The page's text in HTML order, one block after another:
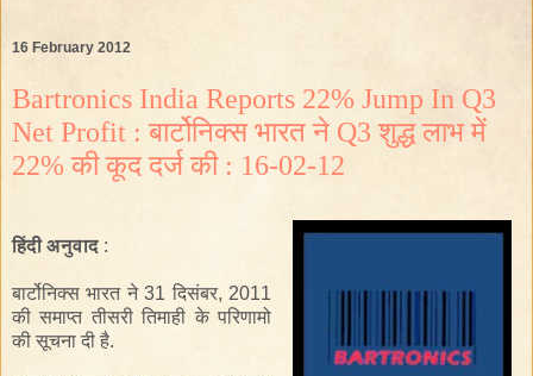
16 February 2012
Bartronics India Reports 22% Jump In Q3
Net Profit : बार्टोनिक्स भारत ने Q3 शुद्ध लाभ में
22% की कूद दर्ज की : 16-02-12
हिंदी अनुवाद :
बार्टोनिक्स भारतने31 दिसंबर, 2011
कीसमाप्त तीसरी तिमाही के परिणामो
की सूचना दी है.